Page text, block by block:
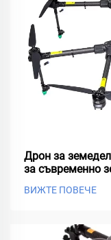
Дрон за
за съвременно
ВИЖТЕ ПОВЕЧЕ